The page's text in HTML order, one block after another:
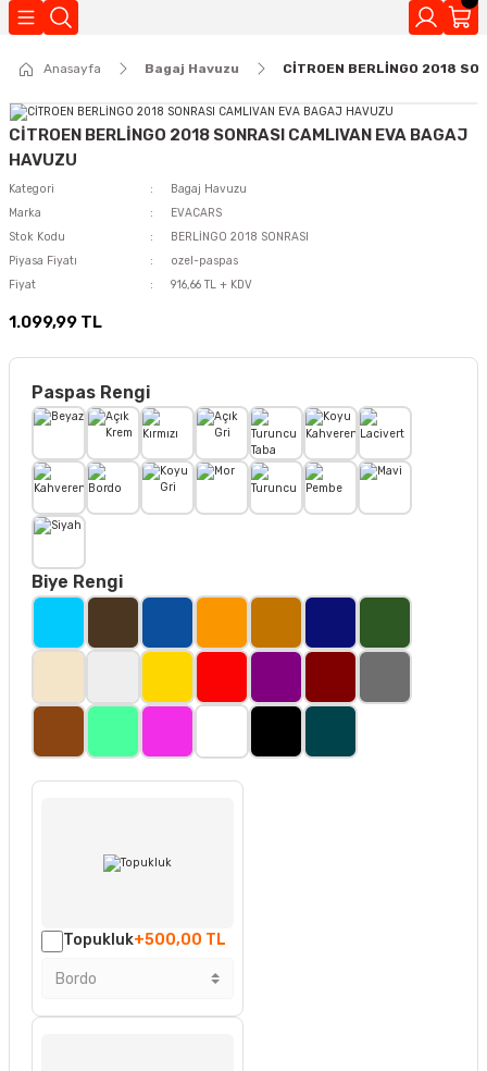
Anasayfa Bagaj Havuzu CİTROEN BERLİNGO 2018
CİTROEN BERLİNGO 2018 SONRASI CAMLIVAN EVA BAGAJ
HAVUZU
Kategori
Bagaj Havuzu
Marka
EVACARS
Stok Kodu
BERLİNGO 2018 SONRASI
Piyasa Fiyatı
ozel-paspas
Fiyat
916,66 TL + KDV
1.099,99 TL
Paspas Rengi
Biye Rengi
Topukluk+500,00 TL